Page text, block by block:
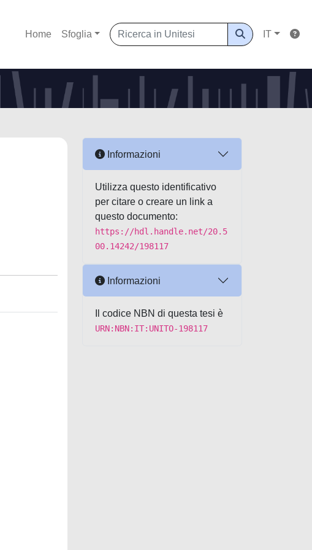
Home Sfoglia IT
Informazioni
Utilizza questo identificativo
per citare o creare un link a
questo documento:
https://hdl.handle.net/20.5
00.14242/198117
Informazioni
Il codice NBN di questa tesi è
URN:NBN:IT:UNITO-198117